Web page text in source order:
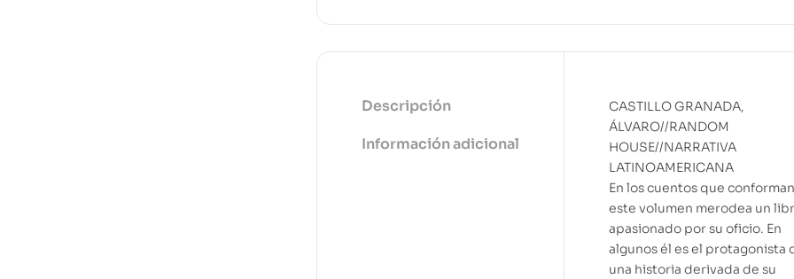
Descripción
Información adicional
CASTILLO GRANADA,
ÁLVARO//RANDOM
HOUSE//NARRATIVA
LATINOAMERICANA
En los cuentos que conforman
este volumen merodea un
apasionado por su oficio. En
algunos él es el protagonista
una historia derivada de su